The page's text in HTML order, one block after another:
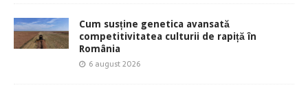
Cum susține genetica avansată
competitivitatea culturii de rapiță în
România
6 august 2026